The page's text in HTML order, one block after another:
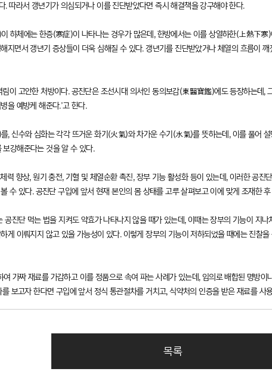
. 따라서 갱년기가 의심되거나 이를 진단받았다면 즉시 해결책을 강구해야 한다.
하체에는 한증(寒症)이 나타나는 경우가 많은데, 한방에서는 이를 상열하한(上熱下
지면서 갱년기 증상들이 더욱 심해질 수 있다. 갱년기를 진단받았거나 체열의 흐름이
이 고안한 처방이다. 공진단은 조선시대 의서인 동의보감(東醫寶鑑)에도 등장하는데,
을 예방케 해준다.’고 한다.
, 신수와 심화는 각각 뜨거운 화기(火氣)와 차가운 수기(水氣)를 뜻하는데, 이를 풀어
강해준다는 것을 알 수 있다.
력 향상, 원기 충전, 기혈 및 체열순환 촉진, 장부 기능 활성화 등이 있는데, 이러한 공진
수 있다. 공진단 구입에 앞서 현재 본인의 몸 상태를 고루 살펴보고 이에 맞게 조재한
공진단 먹는 법을 지켜도 약효가 나타나지 않을 때가 있는데, 이때는 장부의 기능이 지
게 이뤄지지 않고 있을 가능성이 있다. 이렇게 장부의 기능이 저하되었을 때에는 진찰
가짜 재료를 가감하고 이를 정품으로 속여 파는 사례가 있는데, 임의로 배합된 명방
보고자 한다면 구입에 앞서 정식 통관절차를 거치고, 식약처의 인증을 받은 재료를 사